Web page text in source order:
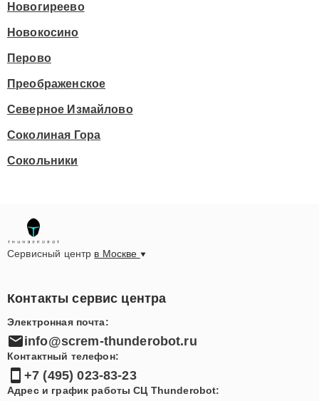
Новогиреево
Новокосино
Перово
Преображенское
Северное Измайлово
Соколиная Гора
Сокольники
Сервисный центр в Москве
Контакты сервис центра
Электронная почта:
info@screm-thunderobot.ru
Контактный телефон:
+7 (495) 023-83-23
Адрес и график работы СЦ Thunderobot: